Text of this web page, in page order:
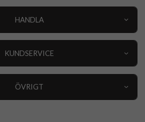
HANDLA
KUNDSERVICE
ÖVRIGT